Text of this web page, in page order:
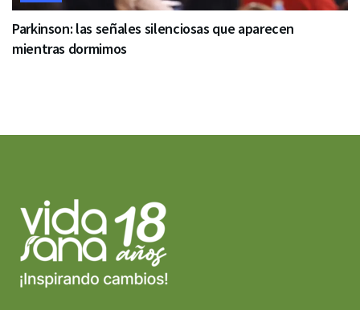
Parkinson: las señales silenciosas que aparecen
mientras dormimos